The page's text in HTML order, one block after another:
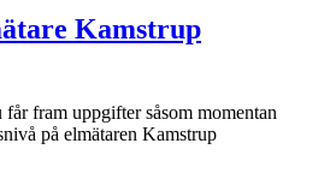
Kamstrup
fram uppgifter såsom momentan
på elmätaren Kamstrup